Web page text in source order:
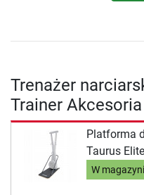
Trenażer
Trainer Akcesoria
Platforma
Taurus
W